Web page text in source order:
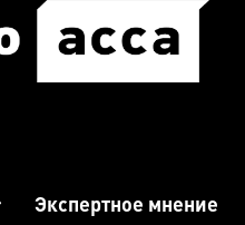
Экспертное мнение